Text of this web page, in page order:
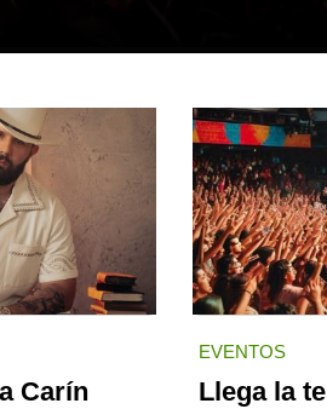
Carín
EVENTOS
Llega la